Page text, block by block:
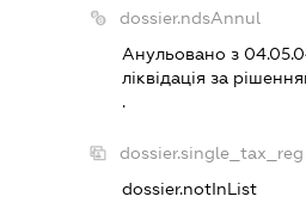
dossier.ndsAnnul
Анульовано з
лiквiдацiя за
.
dossier.single_tax_reg
dossier.notInList